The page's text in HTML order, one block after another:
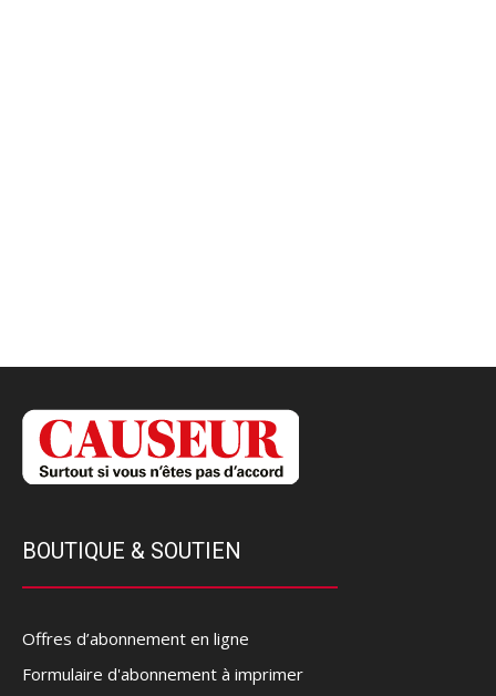
BOUTIQUE & SOUTIEN
Offres d’abonnement en ligne
Formulaire d'abonnement à imprimer